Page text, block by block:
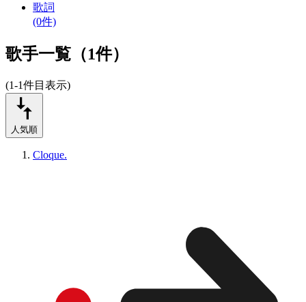
歌詞
(0件)
歌手一覧（1件）
(1-1件目表示)
人気順
Cloque.